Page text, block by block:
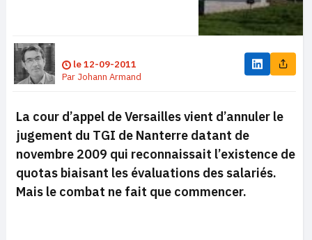
le12-09-2011
Par Johann Armand
La cour d’appel de Versailles vient d’annuler le
jugement du TGI de Nanterre datant de
novembre 2009 qui reconnaissait l’existence de
quotas biaisant les évaluations des salariés.
Mais le combat ne fait que commencer.